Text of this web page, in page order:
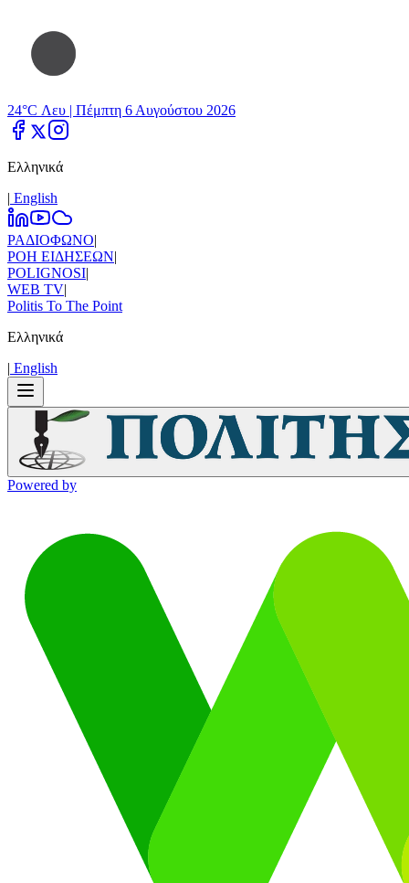
24°C Λευ | Πέμπτη 6 Αυγούστου 2026
Ελληνικά
| Εnglish
ΡΑΔΙΟΦΩΝΟ|
ΡΟΗ ΕΙΔΗΣΕΩΝ|
POLIGNOSI|
WEB TV|
Politis To The Point
Ελληνικά
| Εnglish
Powered by